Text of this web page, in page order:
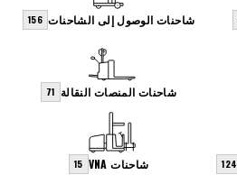
شاحنات الوصول إلى الشاحنات 156
شاحنات المنصات النقالة 71
124 شاحنات VNA 15